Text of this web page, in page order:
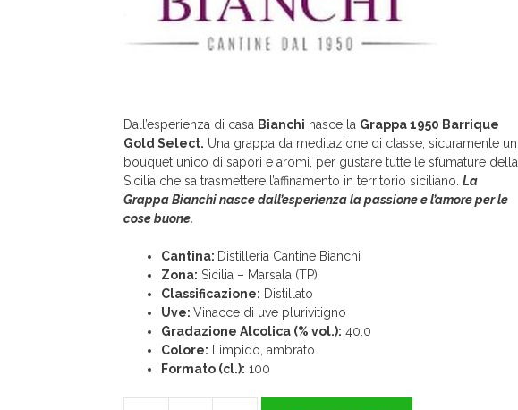
Dall’esperienza di casa Bianchi nasce la Grappa 1950 Barrique
Gold Select. Una grappa da meditazione di classe, sicuramente un
bouquet unico di sapori e aromi, per gustare tutte le sfumature della
Sicilia che sa trasmettere l’affinamento in territorio siciliano.La
Grappa Bianchi nasce dall’esperienza la passione e l’amore per le
cose buone.
Cantina: Distilleria Cantine Bianchi
Zona: Sicilia – Marsala (TP)
Classificazione: Distillato
Uve:Vinacce di uve plurivitigno
Gradazione Alcolica (% vol.): 40.0
Colore: Limpido, ambrato.
Formato (cl.): 100